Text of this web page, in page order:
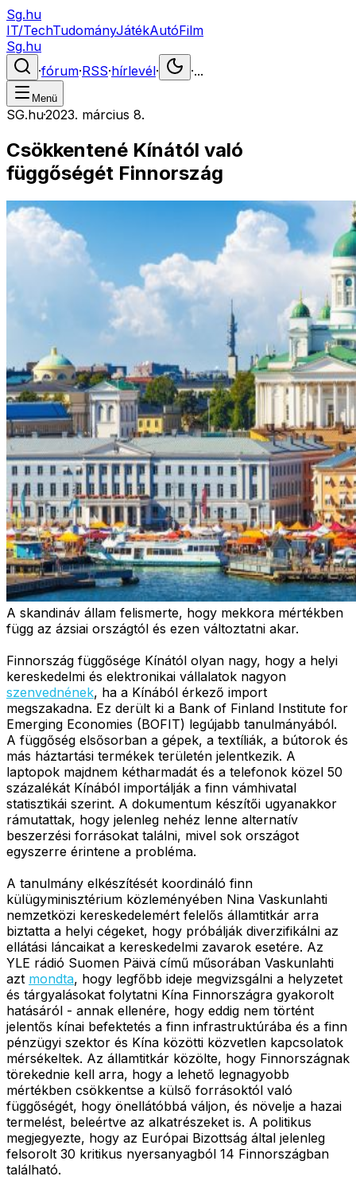
Sg.hu
IT/TechTudományJátékAutóFilm
Sg.hu
·fórum·RSS·hírlevél· ·...
Menü
SG.hu·2023. március 8.
Csökkentené Kínától való
függőségét Finnország
A skandináv állam felismerte, hogy mekkora mértékben
függ az ázsiai országtól és ezen változtatni akar.
Finnország függősége Kínától olyan nagy, hogy a helyi
kereskedelmi és elektronikai vállalatok nagyon
szenvednének, ha a Kínából érkező import
megszakadna. Ez derült ki a Bank of Finland Institute for
Emerging Economies (BOFIT) legújabb tanulmányából.
A függőség elsősorban a gépek, a textíliák, a bútorok és
más háztartási termékek területén jelentkezik. A
laptopok majdnem kétharmadát és a telefonok közel 50
százalékát Kínából importálják a finn vámhivatal
statisztikái szerint. A dokumentum készítői ugyanakkor
rámutattak, hogy jelenleg nehéz lenne alternatív
beszerzési forrásokat találni, mivel sok országot
egyszerre érintene a probléma.
A tanulmány elkészítését koordináló finn
külügyminisztérium közleményében Nina Vaskunlahti
nemzetközi kereskedelemért felelős államtitkár arra
biztatta a helyi cégeket, hogy próbálják diverzifikálni az
ellátási láncaikat a kereskedelmi zavarok esetére. Az
YLE rádió Suomen Päivä című műsorában Vaskunlahti
azt mondta, hogy legfőbb ideje megvizsgálni a helyzetet
és tárgyalásokat folytatni Kína Finnországra gyakorolt
hatásáról - annak ellenére, hogy eddig nem történt
jelentős kínai befektetés a finn infrastruktúrába és a finn
pénzügyi szektor és Kína közötti közvetlen kapcsolatok
mérsékeltek. Az államtitkár közölte, hogy Finnországnak
törekednie kell arra, hogy a lehető legnagyobb
mértékben csökkentse a külső forrásoktól való
függőségét, hogy önellátóbbá váljon, és növelje a hazai
termelést, beleértve az alkatrészeket is. A politikus
megjegyezte, hogy az Európai Bizottság által jelenleg
felsorolt 30 kritikus nyersanyagból 14 Finnországban
található.